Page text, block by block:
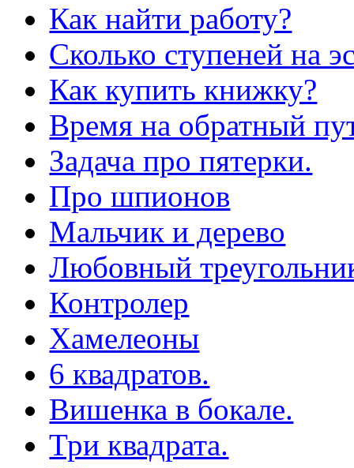
Как найти работу?
Сколько ступеней на
Как купить книжку?
Время на обратный
Задача про пятерки.
Про шпионов
Мальчик и дерево
Любовный
Контролер
Хамелеоны
6 квадратов.
Вишенка в бокале.
Три квадрата.